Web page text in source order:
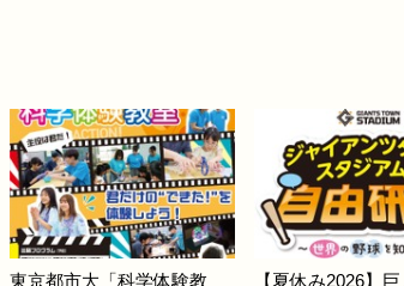
東京都市大「科学体験教 【夏休み2026】